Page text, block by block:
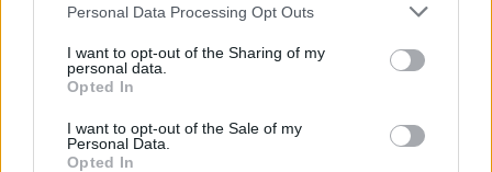
Personal Data Processing Opt Outs
I want to opt-out of the Sharing of my
personal data.
Opted In
I want to opt-out of the Sale of my
Personal Data.
Opted In
panchina rosa-rosso
Villa Cortese festeggia in anticipo la “Festa della
donna”